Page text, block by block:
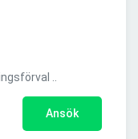
..
Ansök